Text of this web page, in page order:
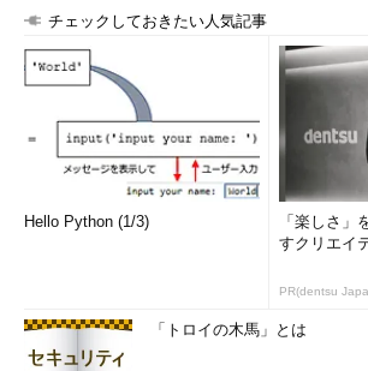
チェックしておきたい人気記事
Hello Python (1/3)
「楽しさ」
すクリエイ
PR(dentsu
「トロイの木馬」とは